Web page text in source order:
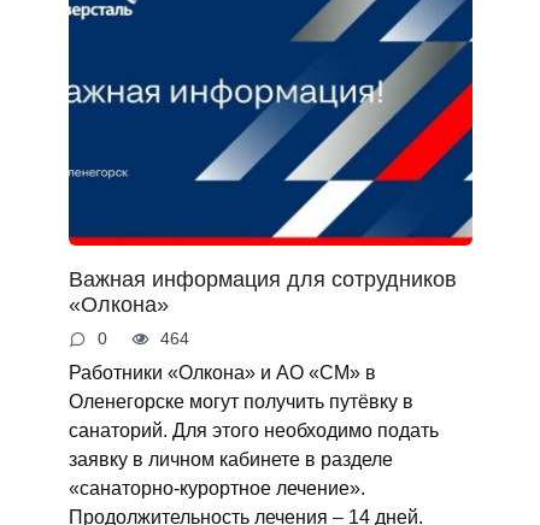
Важная информация для сотрудников
«Олкона»
0 464
Работники «Олкона» и АО «СМ» в
Оленегорске могут получить путёвку в
санаторий. Для этого необходимо подать
заявку в личном кабинете в разделе
«санаторно-курортное лечение».
Продолжительность лечения – 14 дней.